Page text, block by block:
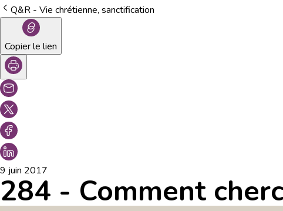
Q&R - Vie chrétienne, sanctification
Copier le lien
9 juin 2017
284 - Comment